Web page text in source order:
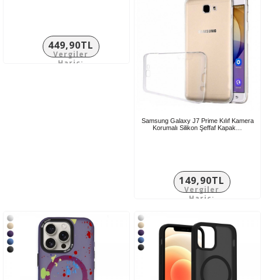
449,90TL
Vergiler
Hariç:
Samsung Galaxy J7 Prime Kılıf Kamera
Korumalı Silikon Şeffaf Kapak…
149,90TL
Vergiler
Hariç: